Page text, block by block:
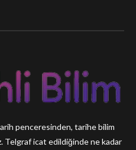
penceresinden, tarihe bilim
Telgraf icat edildiğinde ne kadar